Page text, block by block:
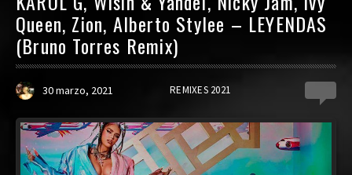
Queen, Zion, Alberto Stylee – LEYENDAS
(Bruno Torres Remix)
30 marzo, 2021 REMIXES 2021